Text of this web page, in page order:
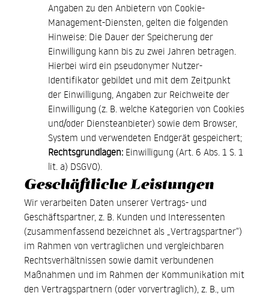
Angaben zu den Anbietern von Cookie-
Management-Diensten, gelten die folgenden
Hinweise: Die Dauer der Speicherung der
Einwilligung kann bis zu zwei Jahren betragen.
Hierbei wird ein pseudonymer Nutzer-
Identifikator gebildet und mit dem Zeitpunkt
der Einwilligung, Angaben zur Reichweite der
Einwilligung (z. B. welche Kategorien von Cookies
und/oder Diensteanbieter) sowie dem Browser,
System und verwendeten Endgerät gespeichert;
Rechtsgrundlagen: Einwilligung (Art. 6 Abs. 1 S. 1
lit. a) DSGVO).
Geschäftliche Leistungen
Wir verarbeiten Daten unserer Vertrags- und
Geschäftspartner, z. B. Kunden und Interessenten
(zusammenfassend bezeichnet als „Vertragspartner“)
im Rahmen von vertraglichen und vergleichbaren
Rechtsverhältnissen sowie damit verbundenen
Maßnahmen und im Rahmen der Kommunikation mit
den Vertragspartnern (oder vorvertraglich), z. B., um